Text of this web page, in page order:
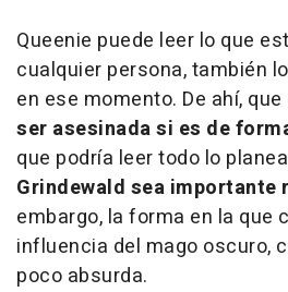
Queenie puede leer lo que
cualquier persona, también
en ese momento. De ahí, que
ser asesinada si es de
que podría leer todo lo
Grindewald sea importante
embargo, la forma en la que
influencia del mago oscuro,
poco absurda.